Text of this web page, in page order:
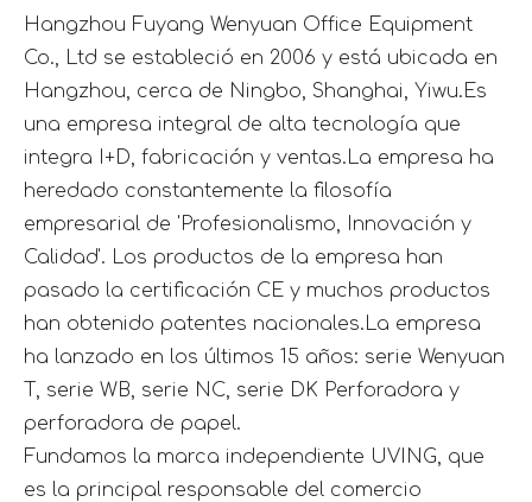
Hangzhou Fuyang Wenyuan Office Equipment
Co., Ltd se estableció en 2006 y está ubicada en
Hangzhou, cerca de Ningbo, Shanghai, Yiwu.Es
una empresa integral de alta tecnología que
integra I+D, fabricación y ventas.La empresa ha
heredado constantemente la filosofía
empresarial de 'Profesionalismo, Innovación y
Calidad'. Los productos de la empresa han
pasado la certificación CE y muchos productos
han obtenido patentes nacionales.La empresa
ha lanzado en los últimos 15 años: serie Wenyuan
T, serie WB, serie NC, serie DK Perforadora y
perforadora de papel.
Fundamos la marca independiente UVING, que
es la principal responsable del comercio